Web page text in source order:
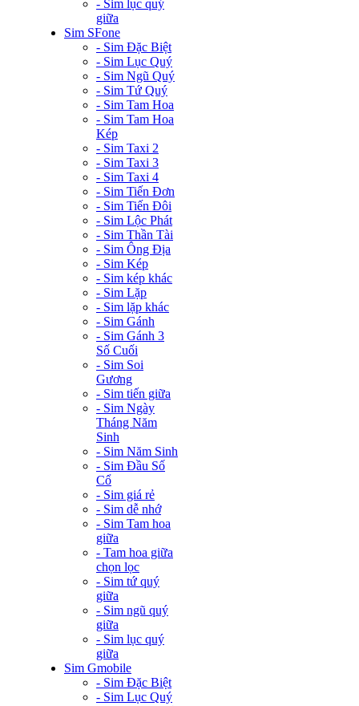
- Sim lục quý
giữa
Sim SFone
- Sim Đặc Biệt
- Sim Lục Quý
- Sim Ngũ Quý
- Sim Tứ Quý
- Sim Tam Hoa
- Sim Tam Hoa
Kép
- Sim Taxi 2
- Sim Taxi 3
- Sim Taxi 4
- Sim Tiến Đơn
- Sim Tiến Đôi
- Sim Lộc Phát
- Sim Thần Tài
- Sim Ông Địa
- Sim Kép
- Sim kép khác
- Sim Lặp
- Sim lặp khác
- Sim Gánh
- Sim Gánh 3
Số Cuối
- Sim Soi
Gương
- Sim tiến giữa
- Sim Ngày
Tháng Năm
Sinh
- Sim Năm Sinh
- Sim Đầu Số
Cổ
- Sim giá rẻ
- Sim dễ nhớ
- Sim Tam hoa
giữa
- Tam hoa giữa
chọn lọc
- Sim tứ quý
giữa
- Sim ngũ quý
giữa
- Sim lục quý
giữa
Sim Gmobile
- Sim Đặc Biệt
- Sim Lục Quý